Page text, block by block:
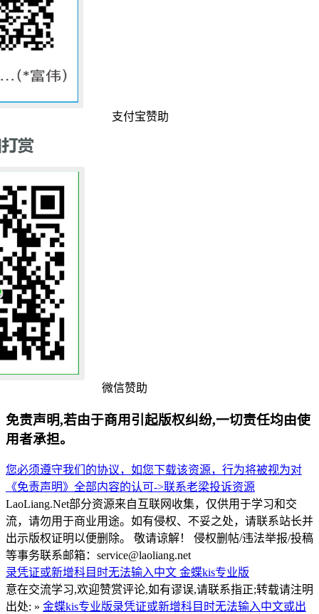
支付宝赞助
微信赞助
免责声明,若由于商用引起版权纠纷,一切责任均由使
用者承担。
您必须遵守我们的协议，如您下载该资源，行为将被视为对
《免责声明》全部内容的认可->联系老梁投诉资源
LaoLiang.Net部分资源来自互联网收集，仅供用于学习和交
流，请勿用于商业用途。如有侵权、不妥之处，请联系站长并
出示版权证明以便删除。 敬请谅解！ 侵权删帖/违法举报/投稿
等事务联系邮箱：service@laoliang.net
录凭证或新增科目时无法输入中文 金蝶kis专业版
意在交流学习,欢迎赞赏评论,如有谬误,请联系指正;转载请注明
出处: » 金蝶kis专业版录凭证或新增科目时无法输入中文或出